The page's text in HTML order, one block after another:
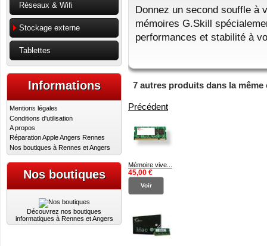
Réseaux & Wifi
Stockage externe
Tablettes
Informations
Mentions légales
Conditions d'utilisation
A propos
Réparation Apple Angers Rennes
Nos boutiques à Rennes et Angers
Nos boutiques
Découvrez nos boutiques
informatiques à Rennes et Angers
Donnez un second souffle à
mémoires G.Skill
performances et stabilité à
7 autres produits dans la même
Précédent
Mémoire vive...
45,00 €
Voir